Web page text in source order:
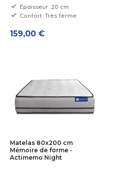
Épaisseur :20 cm
Confort :Très ferme
159,00 €
Matelas 80x200 cm
Mémoire de forme -
Actimemo Night